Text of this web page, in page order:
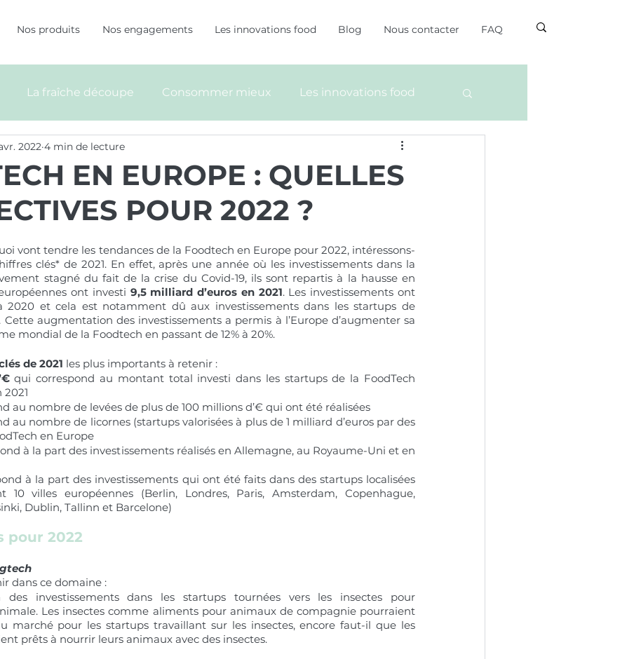
Nos produits Nos engagements Les innovations food Blog Nous contacter FAQ
La fraîche découpe Consommer mieux Les innovations food
EN EUROPE : QUELLES
POUR 2022 ?
2022 4 min de lecture
vont tendre les tendances de la Foodtech en Europe pour 2022, intéressons-
clés* de 2021. En effet, après une année où les investissements dans la
stagné du fait de la crise du Covid-19, ils sont repartis à la hausse en
ont investi 9,5 milliard d’euros en 2021. Les investissements ont
. Cette augmentation des investissements a permis à l’Europe d’augmenter sa
mondial de la Foodtech en passant de 12% à 20%.
de 2021 les plus importants à retenir :
qui correspond au montant total investi dans les startups de la FoodTech
au nombre de levées de plus de 100 millions d’€ qui ont été réalisées
au nombre de licornes (startups valorisées à plus de 1 milliard d’euros par des
en Europe
à la part des investissements réalisés en Allemagne, au Royaume-Uni et en
à la part des investissements qui ont été faits dans des startups localisées
10 villes européennes (Berlin, Londres, Paris, Amsterdam, Copenhague,
Dublin, Tallinn et Barcelone)
pour 2022
dans ce domaine :
des investissements dans les startups tournées vers les insectes pour
Les insectes comme aliments pour animaux de compagnie pourraient
marché pour les startups travaillant sur les insectes, encore faut-il que les
prêts à nourrir leurs animaux avec des insectes.